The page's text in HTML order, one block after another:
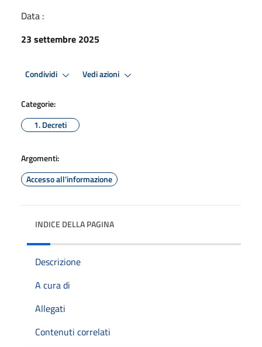
Data :
23 settembre 2025
Condividi Vedi azioni
Categorie:
1. Decreti
Argomenti:
Accesso all'informazione
INDICE DELLA PAGINA
Descrizione
A cura di
Allegati
Contenuti correlati